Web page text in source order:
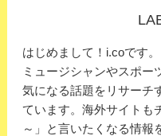
はじめまして！i.coです。
ミュージシャンやスポー
気になる話題をリサーチ
ています。海外サイトも
～」と言いたくなる情報